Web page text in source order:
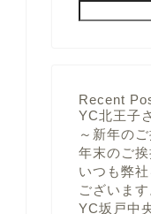
Recent
YC北王子
～新年の
年末のご挨
いつも弊
ございます
YC坂戸中